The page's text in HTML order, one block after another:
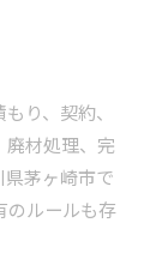
ント
法
り、契約、
材処理、完
茅ヶ崎市で
のルールも存